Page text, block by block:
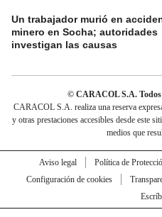
Un trabajador murió en
minero en Socha; autoridades
investigan las causas
© CARACOL S.A. Todos
CARACOL S.A. realiza una reserva
y otras prestaciones accesibles desde este
medios que
Aviso legal Política de
Configuración de cookies